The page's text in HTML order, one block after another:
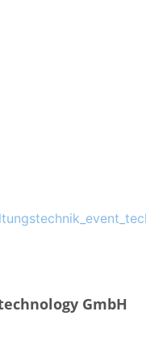
GmbH